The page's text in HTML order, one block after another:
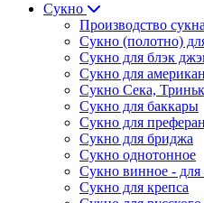
Сукно
Производство
Сукно (полотно)
Сукно для блэк
Сукно для
Сукно Сека,
Сукно для баккары
Сукно для
Сукно для бриджа
Сукно однотонное
Сукно винное - для
Сукно для крепса